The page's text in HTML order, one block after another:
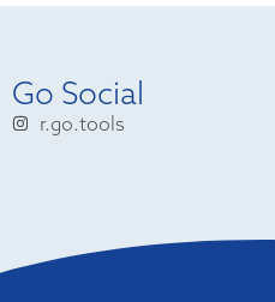
Go Social
r.go.tools